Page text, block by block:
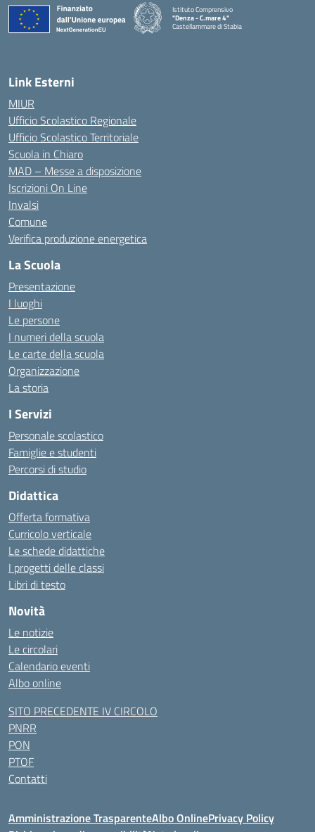
Istituto Comprensivo
"Denza - C.mare 4"
Castellammare di Stabia
Link Esterni
MIUR
Ufficio Scolastico Regionale
Ufficio Scolastico Territoriale
Scuola in Chiaro
MAD – Messe a disposizione
Iscrizioni On Line
Invalsi
Comune
Verifica produzione energetica
La Scuola
Presentazione
I luoghi
Le persone
I numeri della scuola
Le carte della scuola
Organizzazione
La storia
I Servizi
Personale scolastico
Famiglie e studenti
Percorsi di studio
Didattica
Offerta formativa
Curricolo verticale
Le schede didattiche
I progetti delle classi
Libri di testo
Novità
Le notizie
Le circolari
Calendario eventi
Albo online
SITO PRECEDENTE IV CIRCOLO
PNRR
PON
PTOF
Contatti
Amministrazione TrasparenteAlbo OnlinePrivacy Policy